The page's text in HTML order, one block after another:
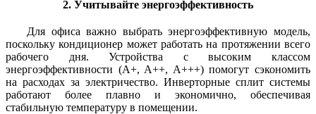
2. Учитывайте энергоэффективность
Для офиса важно выбрать энергоэффективную модель,
поскольку кондиционер может работать на протяжении всего
рабочего дня. Устройства с высоким классом
энергоэффективности (A+, A++, A+++) помогут сэкономить
на расходах за электричество. Инверторные сплит системы
работают более плавно и экономично, обеспечивая
стабильную температуру в помещении.